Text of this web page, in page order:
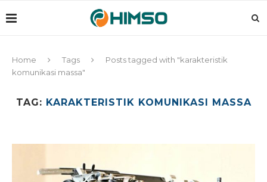
Home Tags
Posts tagged with "karakteristik
komunikasi massa"
TAG: KARAKTERISTIK KOMUNIKASI MASSA